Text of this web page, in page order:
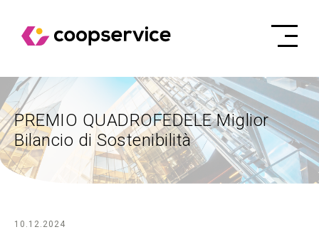
PREMIO QUADROFEDELE Miglior
Bilancio di Sostenibilità
10.12.2024